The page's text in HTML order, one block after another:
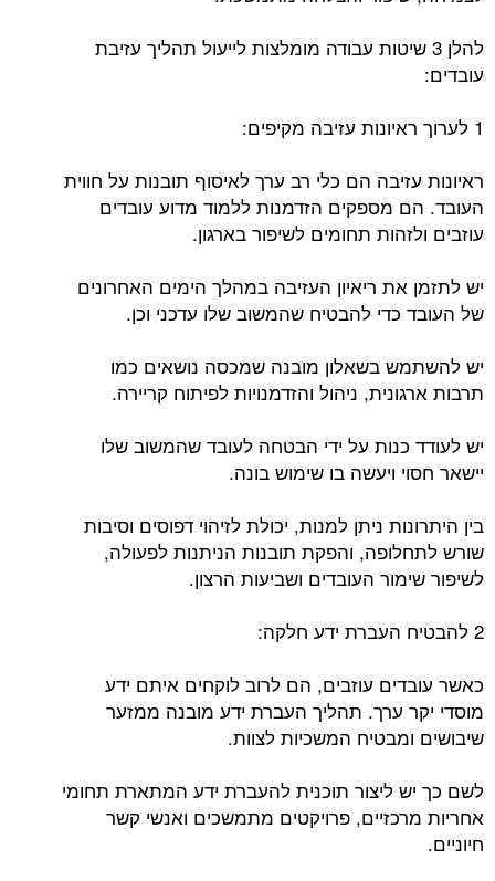
להלן 3 שיטות עבודה מומלצות לייעול תהליך עזיבת
עובדים:
1 לערוך ראיונות עזיבה מקיפים:
ראיונות עזיבה הם כלי רב ערך לאיסוף תובנות על חווית
העובד. הם מספקים הזדמנות ללמוד מדוע עובדים
עוזבים ולזהות תחומים לשיפור בארגון.
יש לתזמן את ריאיון העזיבה במהלך הימים האחרונים
של העובד כדי להבטיח שהמשוב שלו עדכני וכן.
יש להשתמש בשאלון מובנה שמכסה נושאים כמו
תרבות ארגונית, ניהול והזדמנויות לפיתוח קריירה.
יש לעודד כנות על ידי הבטחה לעובד שהמשוב שלו
יישאר חסוי ויעשה בו שימוש בונה.
בין היתרונות ניתן למנות, יכולת לזיהוי דפוסים וסיבות
שורש לתחלופה, והפקת תובנות הניתנות לפעולה,
לשיפור שימור העובדים ושביעות הרצון.
2 להבטיח העברת ידע חלקה:
כאשר עובדים עוזבים, הם לרוב לוקחים איתם ידע
מוסדי יקר ערך. תהליך העברת ידע מובנה ממזער
שיבושים ומבטיח המשכיות לצוות.
לשם כך יש ליצור תוכנית להעברת ידע המתארת ​​תחומי
אחריות מרכזיים, פרויקטים מתמשכים ואנשי קשר
חיוניים.